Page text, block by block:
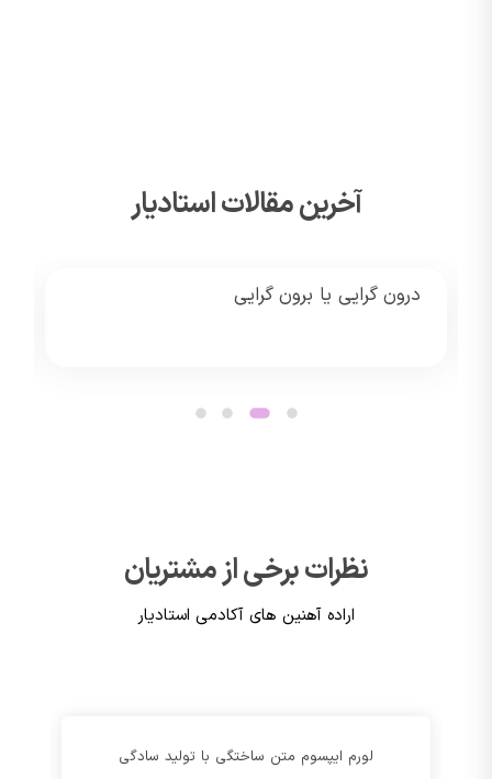
آخرین مقالات استادیار
درون گرایی یا برون گرایی
نظرات برخی از مشتریان
اراده آهنین های آکادمی استادیار
لورم ایپسوم متن ساختگی با تولید سادگی